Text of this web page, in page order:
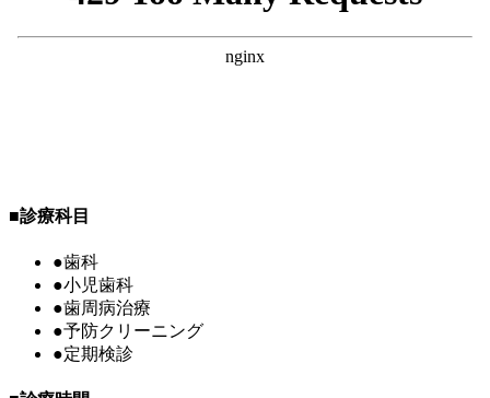
■診療科目
●歯科
●小児歯科
●歯周病治療
●予防クリーニング
●定期検診